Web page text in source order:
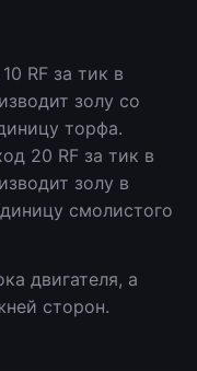
RF за тик в
золу со
торфа.
20 RF за тик в
золу в
смолистого
двигателя, а
сторон.